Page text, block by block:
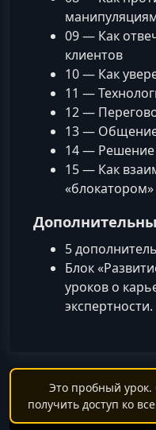
09 — Как
клиентов
10 — Как
11 —
12 —
13 —
14 — Решение
15 — Как
5
Блок
уроков о
экспертности.
Это пробный
получить доступ ко